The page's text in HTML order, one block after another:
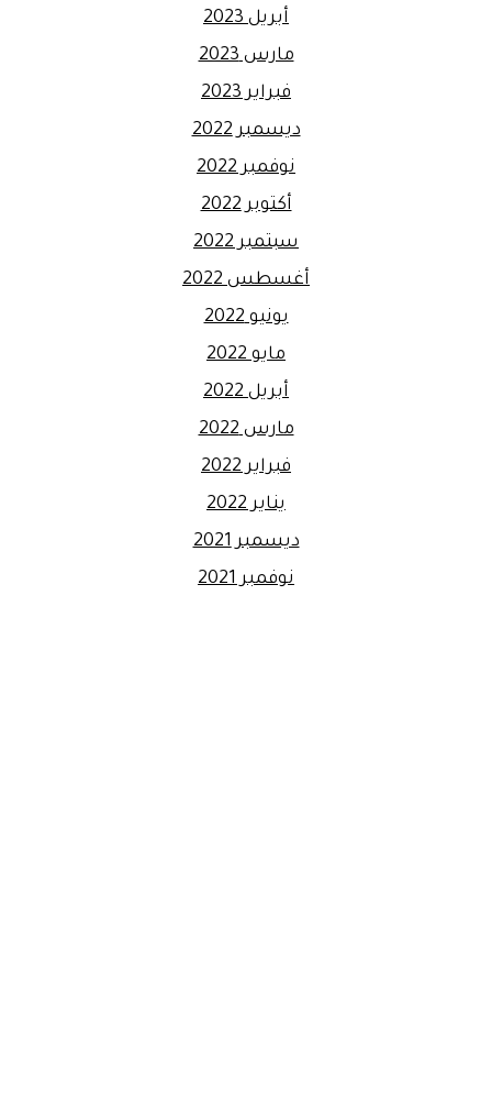
أبريل 2023
مارس 2023
فبراير 2023
ديسمبر 2022
نوفمبر 2022
أكتوبر 2022
سبتمبر 2022
أغسطس 2022
يونيو 2022
مايو 2022
أبريل 2022
مارس 2022
فبراير 2022
يناير 2022
ديسمبر 2021
نوفمبر 2021